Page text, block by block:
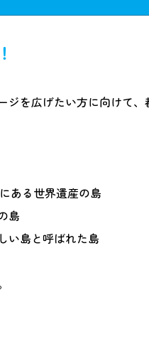
ジを広げたい方に向けて
ある世界遺産の島
島
い島と呼ばれた島